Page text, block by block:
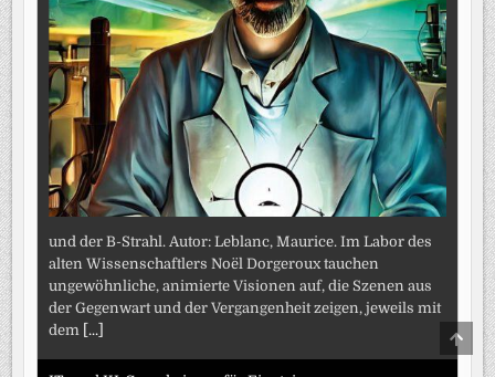
und der B-Strahl. Autor: Leblanc, Maurice. Im Labor des
alten Wissenschaftlers Noël Dorgeroux tauchen
ungewöhnliche, animierte Visionen auf, die Szenen aus
der Gegenwart und der Vergangenheit zeigen, jeweils mit
dem
[...]
TO
TOP